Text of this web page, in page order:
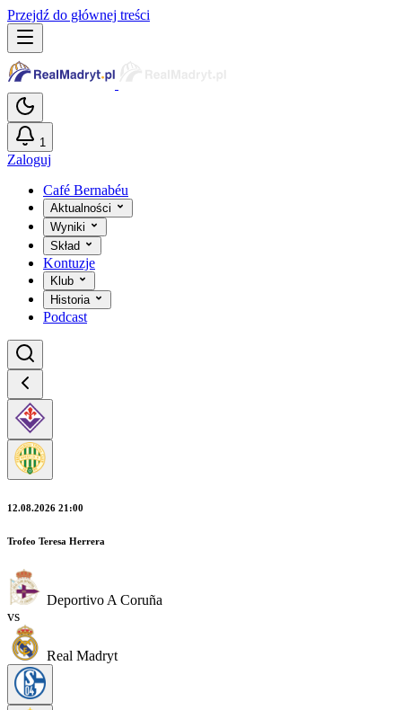
Przejdź do głównej treści
1
Zaloguj
Café Bernabéu
Aktualności
Wyniki
Skład
Kontuzje
Klub
Historia
Podcast
12.08.2026 21:00
Trofeo Teresa Herrera
Deportivo A Coruña
vs
Real Madryt